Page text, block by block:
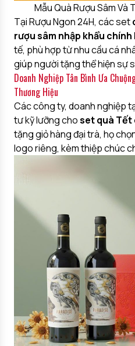
Mẫu Quà Rượu Sâm Và
Tại Rượu Ngon 24H, các set
rượu sâm nhập khẩu chính
tế, phù hợp từ nhu cầu cá
giúp người tặng thể hiện sự
Doanh Nghiệp Tân Bình Ưa
Thương Hiệu
Các công ty, doanh nghiệp
tư kỹ lưỡng choset quà Tết
tặng giỏ hàng đại trà, họ
logo riêng, kèm thiệp chúc